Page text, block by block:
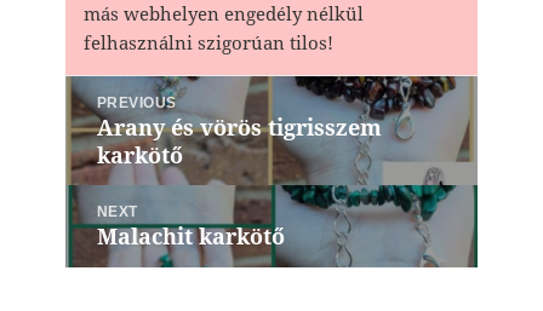
más webhelyen engedély nélkül
felhasználni szigorúan tilos!
Bejegyzés
navigáció
PREVIOUS
Previous
post:
Arany és vörös tigrisszem
karkötő
NEXT
Next
post:
Malachit karkötő